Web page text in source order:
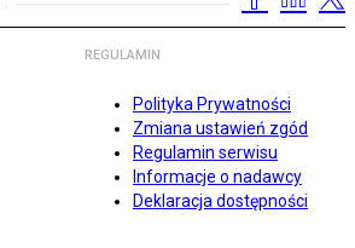
REGULAMIN
Polityka Prywatności
Zmiana ustawień zgód
Regulamin serwisu
Informacje o nadawcy
Deklaracja dostępności